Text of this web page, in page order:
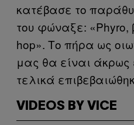
κατέβασε το
του φώναξε:
hop». Το πήρα ως
μας θα είναι
τελικά
VIDEOS BY VICE